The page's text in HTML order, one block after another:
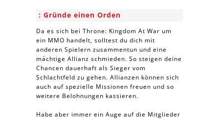
Gründe einen Orden
Da es sich bei Throne: Kingdom At War um
ein MMO handelt, solltest du dich mit
anderen Spielern zusammentun und eine
mächtige Allianz schmieden. So steigen deine
Chancen dauerhaft als Sieger vom
Schlachtfeld zu gehen. Allianzen können sich
auch auf spezielle Missionen freuen und so
weitere Belohnungen kassieren.
Habe aber immer ein Auge auf die Mitglieder